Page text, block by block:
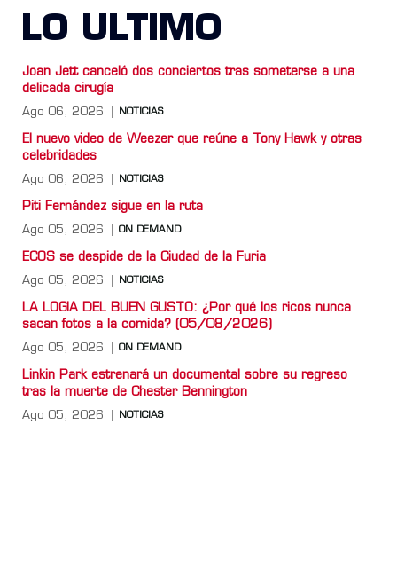
LO ULTIMO
Joan Jett canceló dos conciertos tras someterse a una
delicada cirugía
Ago 06, 2026 NOTICIAS
El nuevo video de Weezer que reúne a Tony Hawk y otras
celebridades
Ago 06, 2026 NOTICIAS
Piti Fernández sigue en la ruta
Ago 05, 2026 ON DEMAND
ECOS se despide de la Ciudad de la Furia
Ago 05, 2026 NOTICIAS
LA LOGIA DEL BUEN GUSTO: ¿Por qué los ricos nunca
sacan fotos a la comida? (05/08/2026)
Ago 05, 2026 ON DEMAND
Linkin Park estrenará un documental sobre su regreso
tras la muerte de Chester Bennington
Ago 05, 2026 NOTICIAS